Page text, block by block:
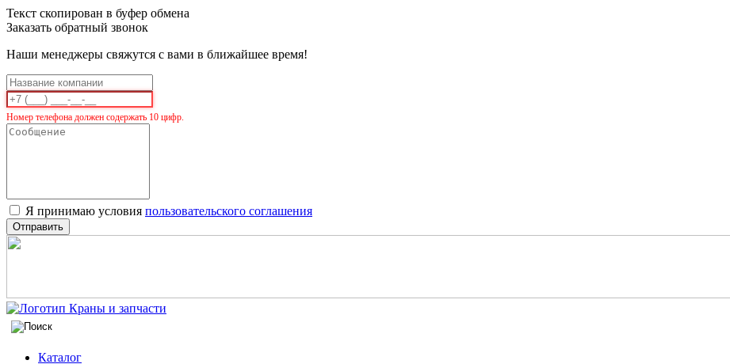
Текст скопирован в буфер обмена
Заказать обратный звонок
Наши менеджеры свяжутся с вами в ближайшее время!
Номер телефона должен содержать 10 цифр.
Я принимаю условия пользовательского соглашения
Отправить
Каталог